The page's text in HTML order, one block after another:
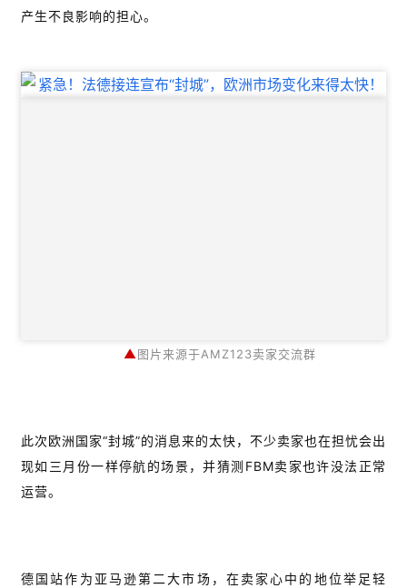
产生不良影响的担心。
▲图片来源于AMZ123卖家交流群
此次欧洲国家“封城”的消息来的太快，不少卖家也在担忧会出
现如三月份一样停航的场景，并猜测FBM卖家也许没法正常
运营。
德国站作为亚马逊第二大市场，在卖家心中的地位举足轻